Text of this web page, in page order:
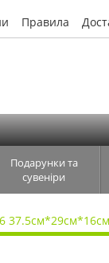
Правила
Подарунки та
сувеніри